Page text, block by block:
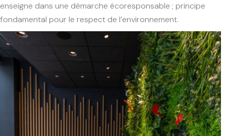
enseigne dans une démarche écoresponsable ; principe
fondamental pour le respect de l’environnement.